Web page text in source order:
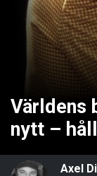
Världens
nytt –
Axel